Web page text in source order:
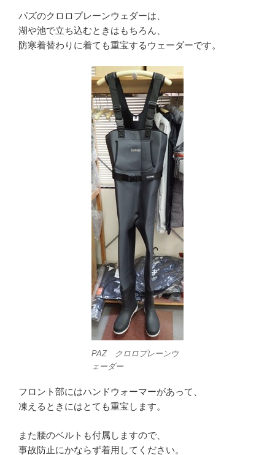
パズのクロロプレーンウェダーは、
湖や池で立ち込むときはもちろん、
防寒着替わりに着ても重宝するウェーダーです。
PAZ クロロプレーンウ
ェーダー
フロント部にはハンドウォーマーがあって、
凍えるときにはとても重宝します。
また腰のベルトも付属しますので、
事故防止にかならず着用してください。